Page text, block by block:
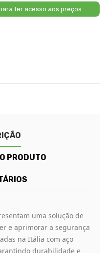
ter acesso aos preços.
PRODUTO
uma solução de
e aprimorar a segurança
na Itália com aço
durabilidade e